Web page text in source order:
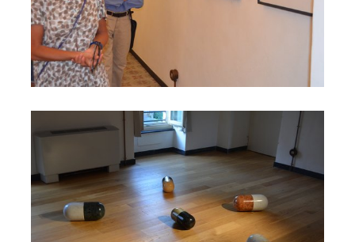
Mostra Lo PInto - Sala Museo MIneralogico